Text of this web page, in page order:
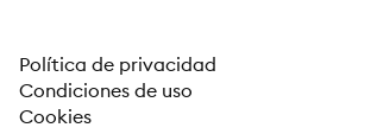
Política de privacidad
Condiciones de uso
Cookies